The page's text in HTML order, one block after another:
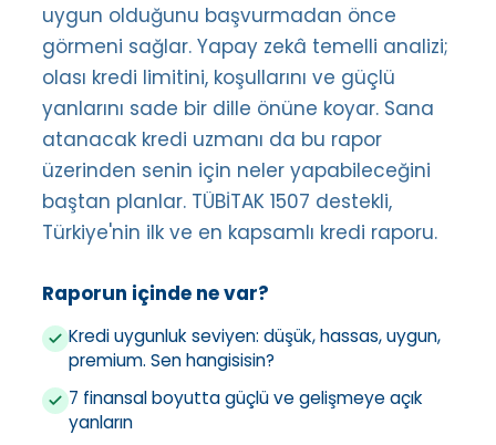
uygun olduğunu başvurmadan önce
görmeni sağlar. Yapay zekâ temelli analizi;
olası kredi limitini, koşullarını ve güçlü
yanlarını sade bir dille önüne koyar. Sana
atanacak kredi uzmanı da bu rapor
üzerinden senin için neler yapabileceğini
baştan planlar. TÜBİTAK 1507 destekli,
Türkiye'nin ilk ve en kapsamlı kredi raporu.
Raporun içinde ne var?
Kredi uygunluk seviyen: düşük, hassas, uygun,
premium. Sen hangisisin?
7 finansal boyutta güçlü ve gelişmeye açık
yanların